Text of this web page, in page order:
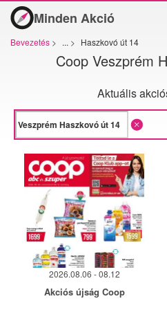
Minden Akció
Bevezetés > ... > Haszkovó út 14
Coop Veszprém
Aktuális
2026.08.06 - 08.12
Akciós újság Coop